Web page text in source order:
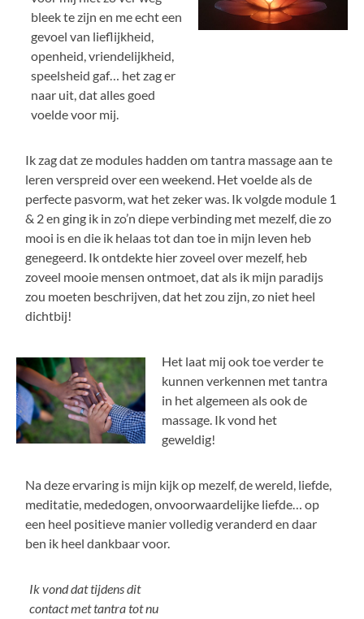
bleek te zijn en me echt een
gevoel van lieflijkheid,
openheid, vriendelijkheid,
speelsheid gaf… het zag er
naar uit, dat alles goed
voelde voor mij.
Ik zag dat ze modules hadden om tantra massage aan te
leren verspreid over een weekend. Het voelde als de
perfecte pasvorm, wat het zeker was. Ik volgde module 1
& 2 en ging ik in zo’n diepe verbinding met mezelf, die zo
mooi is en die ik helaas tot dan toe in mijn leven heb
genegeerd. Ik ontdekte hier zoveel over mezelf, heb
zoveel mooie mensen ontmoet, dat als ik mijn paradijs
zou moeten beschrijven, dat het zou zijn, zo niet heel
dichtbij!
Het laat mij ook toe verder te
kunnen verkennen met tantra
in het algemeen als ook de
massage. Ik vond het
geweldig!
Na deze ervaring is mijn kijk op mezelf, de wereld, liefde,
meditatie, mededogen, onvoorwaardelijke liefde… op
een heel positieve manier volledig veranderd en daar
ben ik heel dankbaar voor.
Ik vond dat tijdens dit
contact met tantra tot nu